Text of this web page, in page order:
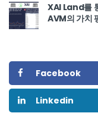
XAI Land를
AVM의 가치
Facebook
Linkedin